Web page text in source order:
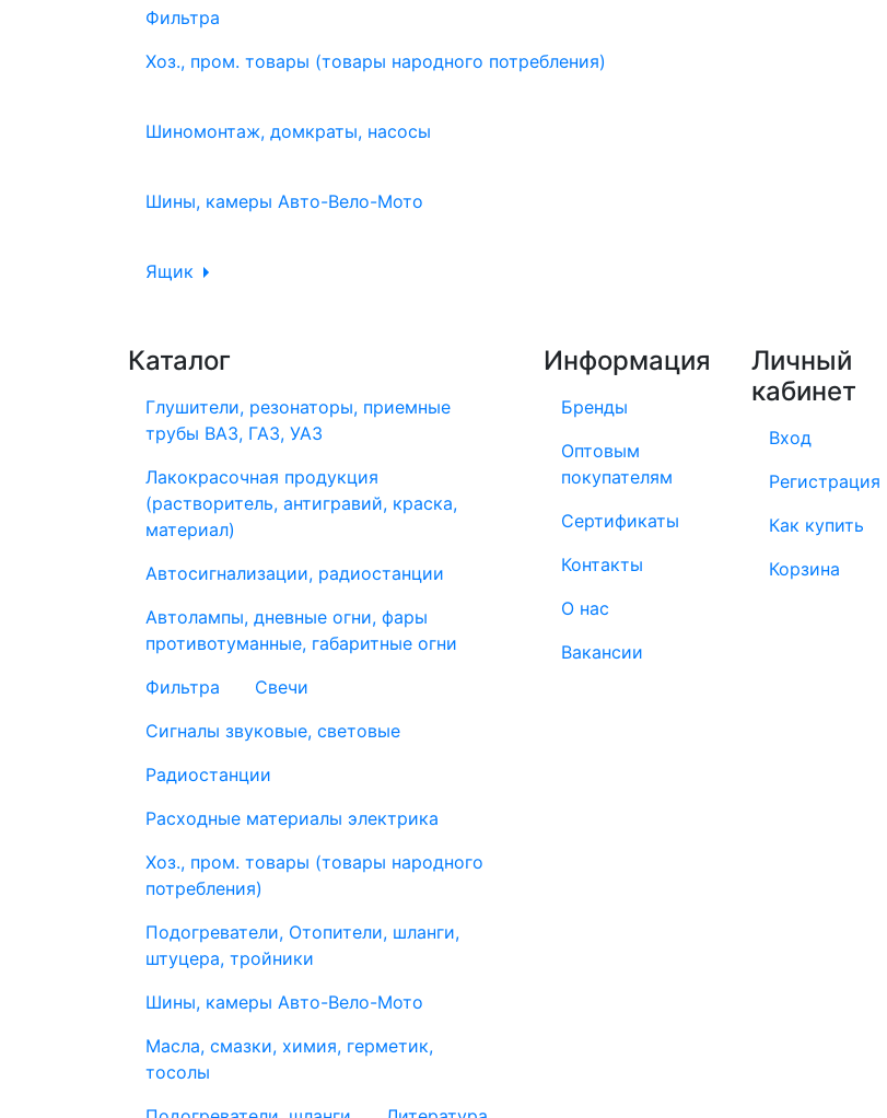
Фильтра
Хоз., пром. товары (товары народного потребления)
Шиномонтаж, домкраты, насосы
Шины, камеры Авто-Вело-Мото
Ящик
Каталог
Глушители, резонаторы, приемные
трубы ВАЗ, ГАЗ, УАЗ
Лакокрасочная продукция
(растворитель, антигравий, краска,
материал)
Автосигнализации, радиостанции
Автолампы, дневные огни, фары
противотуманные, габаритные огни
Фильтра
Свечи
Сигналы звуковые, световые
Радиостанции
Расходные материалы электрика
Хоз., пром. товары (товары народного
потребления)
Подогреватели, Отопители, шланги,
штуцера, тройники
Шины, камеры Авто-Вело-Мото
Масла, смазки, химия, герметик,
тосолы
Информация
Бренды
Оптовым
покупателям
Сертификаты
Контакты
О нас
Вакансии
Личный
кабинет
Вход
Регистрация
Как купить
Корзина